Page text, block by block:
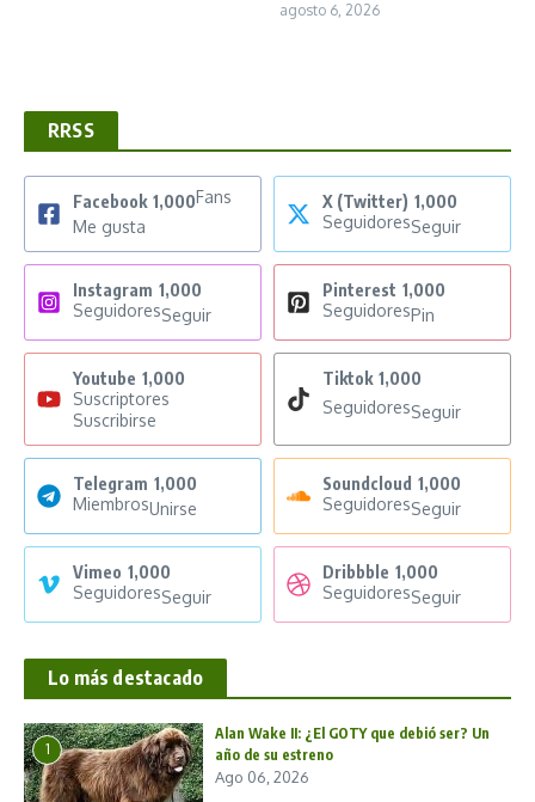
agosto 6, 2026
RRSS
Facebook 1,000Fans
Me gusta
X (Twitter) 1,000
SeguidoresSeguir
Instagram 1,000
SeguidoresSeguir
Pinterest 1,000
SeguidoresPin
Youtube 1,000
Suscriptores
Suscribirse
Tiktok 1,000
SeguidoresSeguir
Telegram 1,000
MiembrosUnirse
Soundcloud 1,000
SeguidoresSeguir
Vimeo 1,000
SeguidoresSeguir
Dribbble 1,000
SeguidoresSeguir
Lo más destacado
1
Alan Wake II: ¿El GOTY que debió ser? Un
año de su estreno
Ago 06, 2026